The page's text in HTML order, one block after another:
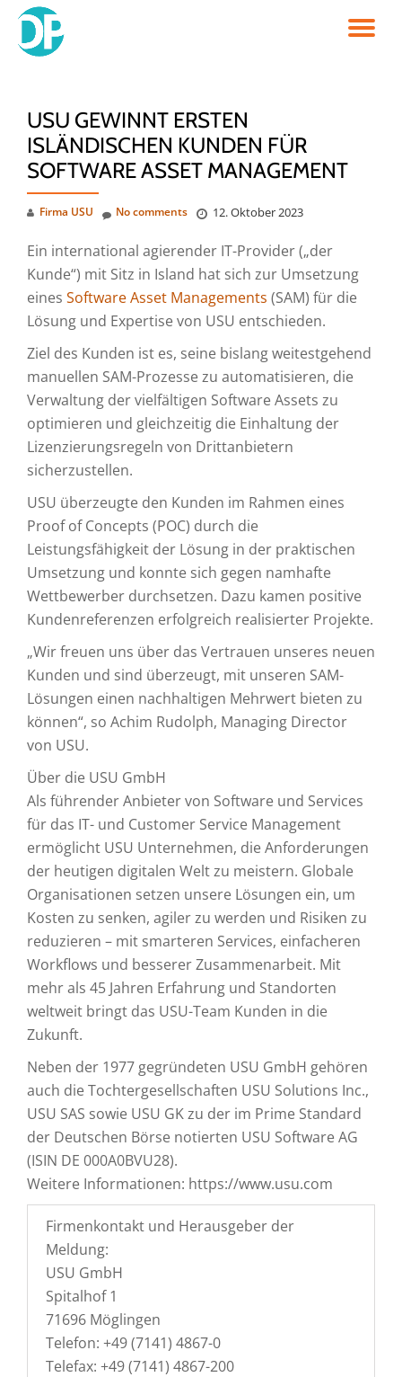
Skip
USU GEWINNT ERSTEN
ISLÄNDISCHEN KUNDEN FÜR
SOFTWARE ASSET MANAGEMENT
Firma USU 12. Oktober 2023
No comments
Ein international agierender IT-Provider („der
Kunde“) mit Sitz in Island hat sich zur Umsetzung
eines Software Asset Managements (SAM) für die
Lösung und Expertise von USU entschieden.
Ziel des Kunden ist es, seine bislang weitestgehend
manuellen SAM-Prozesse zu automatisieren, die
Verwaltung der vielfältigen Software Assets zu
optimieren und gleichzeitig die Einhaltung der
Lizenzierungsregeln von Drittanbietern
sicherzustellen.
USU überzeugte den Kunden im Rahmen eines
Proof of Concepts (POC) durch die
Leistungsfähigkeit der Lösung in der praktischen
Umsetzung und konnte sich gegen namhafte
Wettbewerber durchsetzen. Dazu kamen positive
Kundenreferenzen erfolgreich realisierter Projekte.
„Wir freuen uns über das Vertrauen unseres neuen
Kunden und sind überzeugt, mit unseren SAM-
Lösungen einen nachhaltigen Mehrwert bieten zu
können“, so Achim Rudolph, Managing Director
von USU.
Über die USU GmbH
Als führender Anbieter von Software und Services
für das IT- und Customer Service Management
ermöglicht USU Unternehmen, die Anforderungen
der heutigen digitalen Welt zu meistern. Globale
Organisationen setzen unsere Lösungen ein, um
Kosten zu senken, agiler zu werden und Risiken zu
reduzieren – mit smarteren Services, einfacheren
Workflows und besserer Zusammenarbeit. Mit
mehr als 45 Jahren Erfahrung und Standorten
weltweit bringt das USU-Team Kunden in die
Zukunft.
Neben der 1977 gegründeten USU GmbH gehören
auch die Tochtergesellschaften USU Solutions Inc.,
USU SAS sowie USU GK zu der im Prime Standard
der Deutschen Börse notierten USU Software AG
(ISIN DE 000A0BVU28).
Weitere Informationen: https://www.usu.com
Firmenkontakt und Herausgeber der
Meldung:
USU GmbH
Spitalhof 1
71696 Möglingen
Telefon: +49 (7141) 4867-0
Telefax: +49 (7141) 4867-200